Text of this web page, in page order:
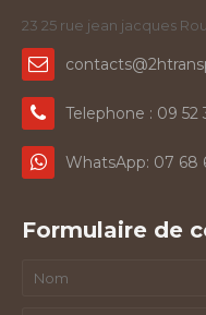
23 25 rue jean jacques
Telephone : 09 52
WhatsApp: 07 68
Formulaire de